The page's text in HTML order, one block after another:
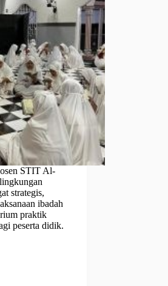
STIT Al-
strategis,
ibadah
praktik
peserta didik.